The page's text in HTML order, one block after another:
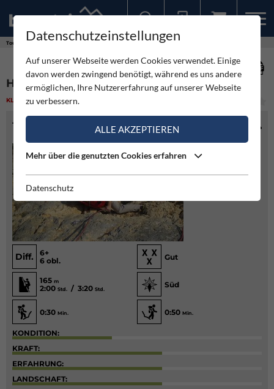
Touren
HEIMATERDE - HOHE WAND
KLETTERN MITTEL
TOURENINFO
Diff.
6+
6 obl.
Gut
165 m
2:00 Std. / 3:20 Std.
Süd
0:30 Min. 0:50 Min.
KONDITION:
KRAFT:
ERFAHRUNG:
LANDSCHAFT:
Datenschutzeinstellungen
Auf unserer Webseite werden Cookies verwendet. Einige
davon werden zwingend benötigt, während es uns andere
ermöglichen, Ihre Nutzererfahrung auf unserer Webseite
zu verbessern.
ALLE AKZEPTIEREN
Mehr über die genutzten Cookies erfahren
Datenschutz